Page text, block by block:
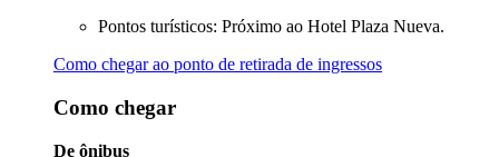
Pontos turísticos: Próximo ao Hotel Plaza Nueva.
Como chegar ao ponto de retirada de ingressos
Como chegar
De ônibus